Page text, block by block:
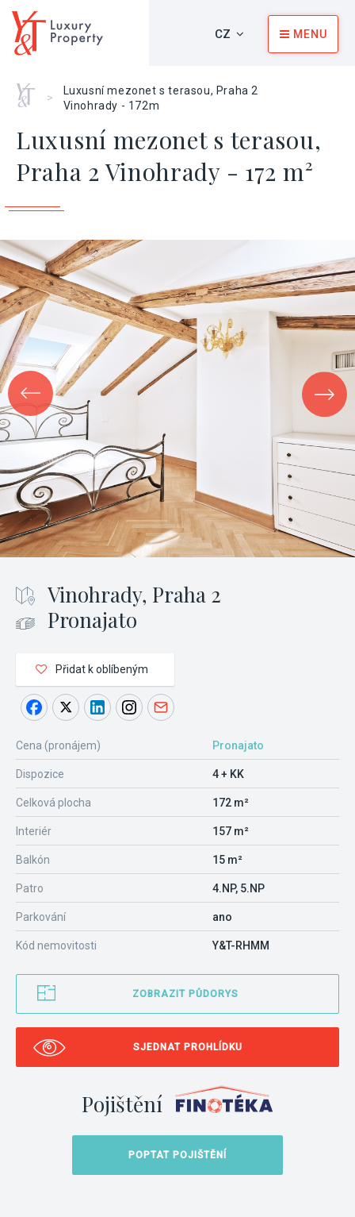
CZ MENU
Home
>
Luxusní mezonet s terasou, Praha 2
Vinohrady - 172m
Luxusní mezonet s terasou,
Praha 2 Vinohrady - 172 m²
Vinohrady, Praha 2
Pronajato
Přidat k oblíbeným
Cena (pronájem) Pronajato
Dispozice 4 + KK
Celková plocha 172 m²
Interiér 157 m²
Balkón 15 m²
Patro 4.NP, 5.NP
Parkování ano
Kód nemovitosti Y&T-RHMM
ZOBRAZIT PŮDORYS
SJEDNAT PROHLÍDKU
Pojištění
POPTAT POJIŠTĚNÍ